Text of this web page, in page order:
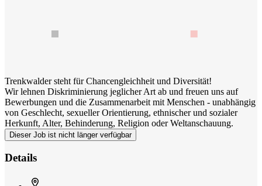
Trenkwalder steht für Chancengleichheit und Diversität!
Wir lehnen Diskriminierung jeglicher Art ab und freuen uns auf
Bewerbungen und die Zusammenarbeit mit Menschen - unabhängig
von Geschlecht, sexueller Orientierung, ethnischer und sozialer
Herkunft, Alter, Behinderung, Religion oder Weltanschauung.
Dieser Job ist nicht länger verfügbar
Details